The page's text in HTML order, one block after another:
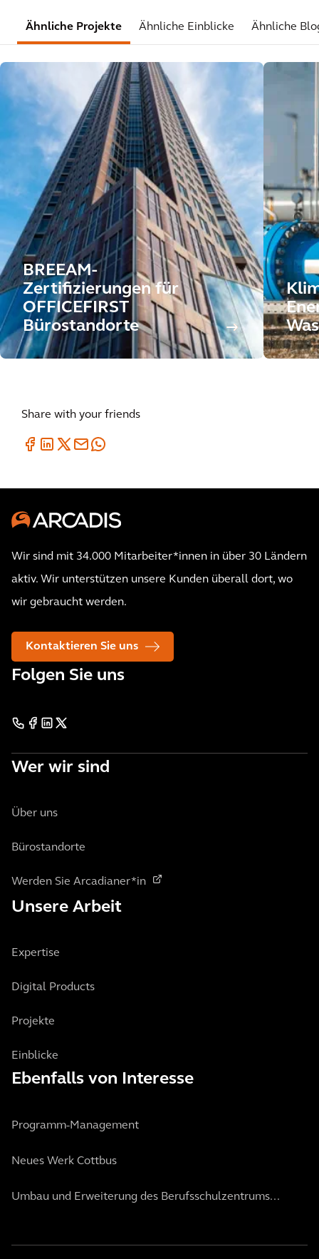
Ähnliche Projekte Ähnliche Einblicke Ähnliche
BREEAM-
Zertifizierungen für
OFFICEFIRST
Bürostandorte
Share with your friends
Wir sind mit 34.000 Mitarbeiter*innen in über 30 Ländern
aktiv. Wir unterstützen unsere Kunden überall dort, wo
wir gebraucht werden.
Kontaktieren Sie uns
Folgen Sie uns
Wer wir sind
Über uns
Bürostandorte
Werden Sie Arcadianer*in
Unsere Arbeit
Expertise
Digital Products
Projekte
Einblicke
Ebenfalls von Interesse
Programm-Management
Neues Werk Cottbus
Umbau und Erweiterung des Berufsschulzentrums...